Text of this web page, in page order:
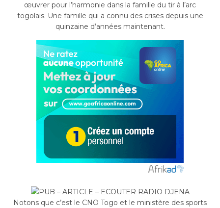
œuvrer pour l’harmonie dans la famille du tir à l’arc
togolais. Une famille qui a connu des crises depuis une
quinzaine d’années maintenant.
Notons que c’est le CNO Togo et le ministère des sports